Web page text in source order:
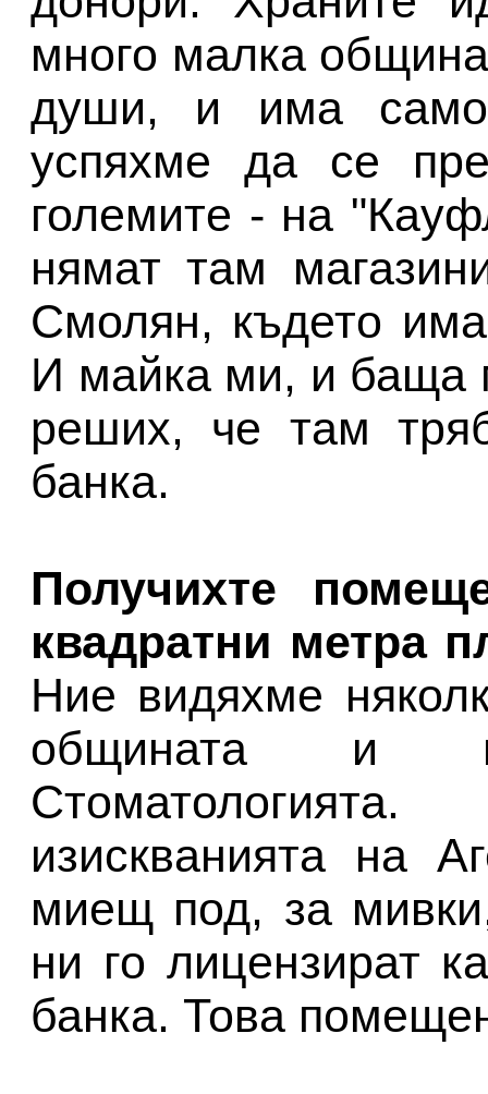
много малка
души, и има
успяхме да се
големите - на
нямат там
Смолян, където
И майка ми, и баща
реших, че там
банка.
Получихте
квадратни метра
Ние видяхме
общината и
изискванията на
миещ под, за
ни го лицензират
банка. Това